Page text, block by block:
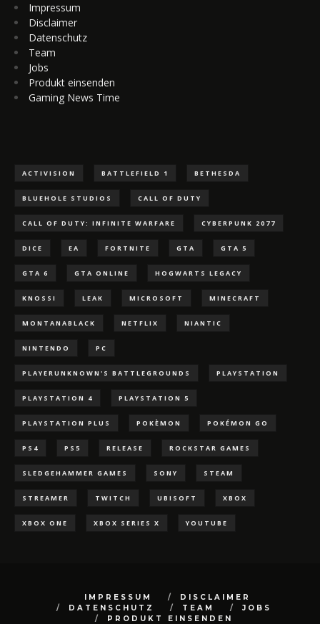
Impressum
Disclaimer
Datenschutz
Team
Jobs
Produkt einsenden
Gaming News Time
ACTIVISION BATTLEFIELD 1 BETHESDA
BLUEHOLE STUDIOS CALL OF DUTY
CALL OF DUTY: INFINITE WARFARE CYBERPUNK 2077
DICE EA FORTNITE GTA GTA 5
GTA 6 GTA ONLINE HOGWARTS LEGACY
KNOSSI LEAK MICROSOFT MINECRAFT
MONTANABLACK NETFLIX NIANTIC
NINTENDO PC
PLAYERUNKNOWN'S BATTLEGROUNDS PLAYSTATION
PLAYSTATION 4 PLAYSTATION 5
PLAYSTATION PLUS POKÈMON POKÉMON GO
PS4 PS5 RELEASE ROCKSTAR GAMES
SLEDGEHAMMER GAMES SONY STEAM
STREAMER TWITCH UBISOFT XBOX
XBOX ONE XBOX SERIES X YOUTUBE
IMPRESSUM
DISCLAIMER
DATENSCHUTZ
TEAM
JOBS
PRODUKT EINSENDEN